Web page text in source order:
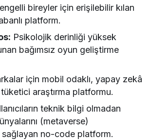
bireyler için erişilebilir kılan
platform.
Psikolojik derinliği yüksek
bağımsız oyun geliştirme
için mobil odaklı, yapay zekâ
araştırma platformu.
teknik bilgi olmadan
(metaverse)
sağlayan no-code platform.